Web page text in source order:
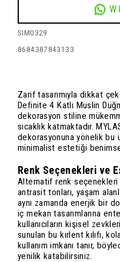
SIM0329
8684387843133
Zarif tasarımıyla dikkat
Definite 4 Katlı Müslin
dekorasyon stiline
sıcaklık katmaktadır.
dekorasyonuna yönelik bu
minimalist estetiği
Renk Seçenekleri ve
Alternatif renk seçenekleri
antrasit tonları, yaşam
aynı zamanda enerjik bir
iç mekan tasarımlarına
kullanıcıların kişisel
sunulan bu kırlent kılıfı,
kullanım imkanı tanır,
yenilik katabilirsiniz.